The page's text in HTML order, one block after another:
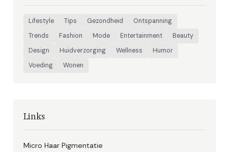
Lifestyle Tips Gezondheid
Ontspanning
Trends
Fashion Mode Entertainment
Beauty
Design
Huidverzorging Wellness
Humor
Voeding
Wonen
Links
Micro Haar Pigmentatie